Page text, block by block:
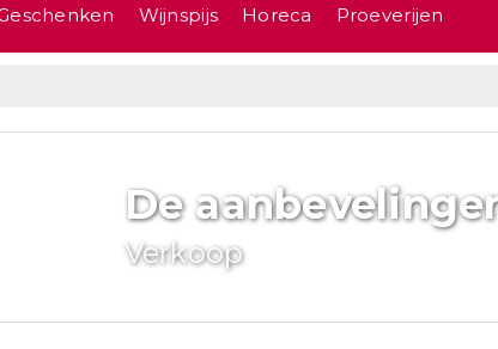
Wijnspijs Horeca Proeverijen
De
Verkoop